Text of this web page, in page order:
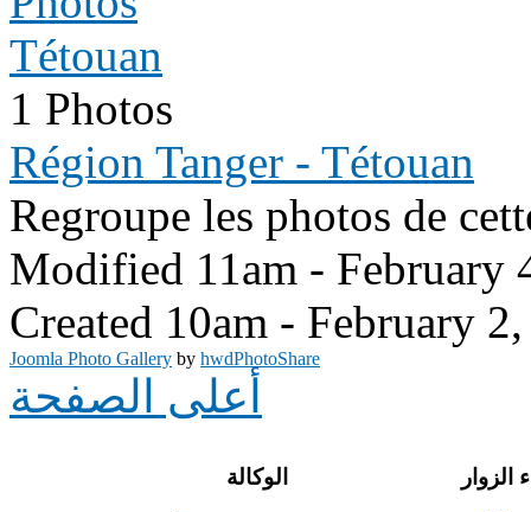
Tétouan
1 Photos
Région Tanger - Tétouan
Regroupe les photos de
Modified 11am - February
Created 10am - February
Joomla Photo Gallery by hwdPhotoShare
أعلى الصفحة
الوكالة الزوار